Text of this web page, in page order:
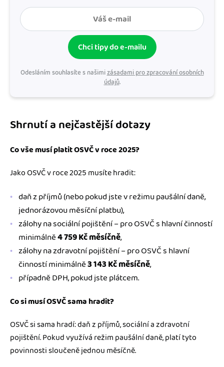
Chci tipy do e-mailu
Odesláním souhlasíte s našimizásadami pro zpracování osobních
údajů.
Shrnutí a nejčastější dotazy
Co vše musí platit OSVČ v roce 2025?
Jako OSVČ v roce 2025 musíte hradit:
daň z příjmů (nebo pokud jste v režimu paušální daně,
jednorázovou měsíční platbu),
zálohy na sociální pojištění – pro OSVČ s hlavní činností
minimálně4 759 Kč měsíčně,
zálohy na zdravotní pojištění – pro OSVČ s hlavní
činností minimálně3 143 Kč měsíčně,
případně DPH, pokud jste plátcem.
Co si musí OSVČ sama hradit?
OSVČ si sama hradí: daň z příjmů, sociální a zdravotní
pojištění. Pokud využívá režim paušální daně, platí tyto
povinnosti sloučeně jednou měsíčně.